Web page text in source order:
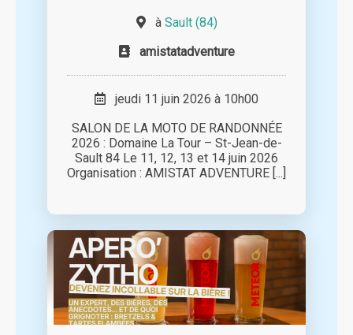
à Sault (84)
amistatadventure
jeudi 11 juin 2026 à 10h00
SALON DE LA MOTO DE RANDONNÉE
2026 : Domaine La Tour – St-Jean-de-
Sault 84 Le 11, 12, 13 et 14 juin 2026
Organisation : AMISTAT ADVENTURE [...]